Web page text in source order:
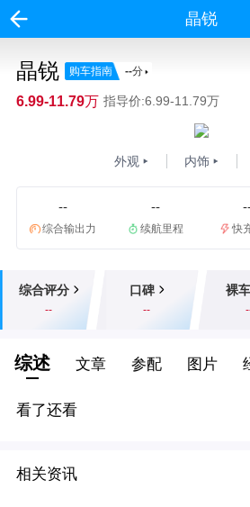
晶锐
晶锐 购车指南 --分
6.99-11.79万 指导价:6.99-11.79万
外观 内饰
--
综合输出力
--
续航里程 快
综合评分
--
口碑
--
裸
综述 文章 参配 图片
看了还看
相关资讯